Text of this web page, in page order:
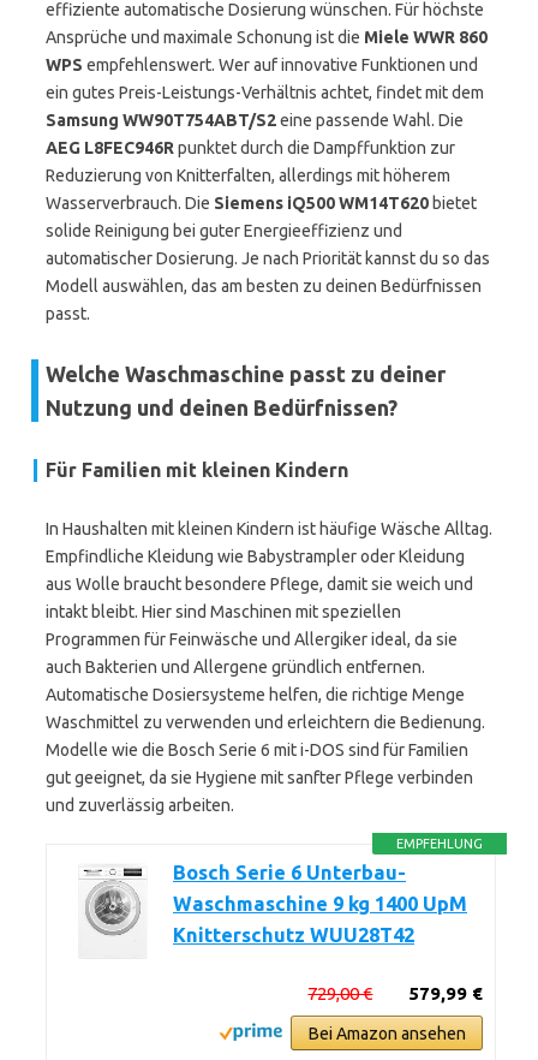
effiziente automatische Dosierung wünschen. Für höchste
Ansprüche und maximale Schonung ist die Miele WWR 860
WPS empfehlenswert. Wer auf innovative Funktionen und
ein gutes Preis-Leistungs-Verhältnis achtet, findet mit dem
Samsung WW90T754ABT/S2eine passende Wahl. Die
AEG L8FEC946R punktet durch die Dampffunktion zur
Reduzierung von Knitterfalten, allerdings mit höherem
Wasserverbrauch. Die Siemens iQ500 WM14T620 bietet
solide Reinigung bei guter Energieeffizienz und
automatischer Dosierung. Je nach Priorität kannst du so das
Modell auswählen, das am besten zu deinen Bedürfnissen
passt.
Welche Waschmaschine passt zu deiner
Nutzung und deinen Bedürfnissen?
Für Familien mit kleinen Kindern
In Haushalten mit kleinen Kindern ist häufige Wäsche Alltag.
Empfindliche Kleidung wie Babystrampler oder Kleidung
aus Wolle braucht besondere Pflege, damit sie weich und
intakt bleibt. Hier sind Maschinen mit speziellen
Programmen für Feinwäsche und Allergiker ideal, da sie
auch Bakterien und Allergene gründlich entfernen.
Automatische Dosiersysteme helfen, die richtige Menge
Waschmittel zu verwenden und erleichtern die Bedienung.
Modelle wie die Bosch Serie 6 mit i-DOS sind für Familien
gut geeignet, da sie Hygiene mit sanfter Pflege verbinden
und zuverlässig arbeiten.
EMPFEHLUNG
Bosch Serie 6 Unterbau-
Waschmaschine 9 kg 1400 UpM
Knitterschutz WUU28T42
579,99 €
729,00 €
Bei Amazon ansehen